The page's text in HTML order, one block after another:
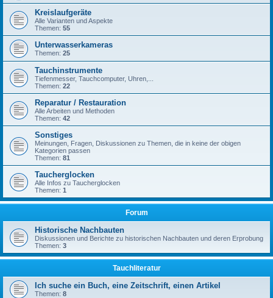
Kreislaufgeräte
Alle Varianten und Aspekte
Themen: 55
Unterwasserkameras
Themen: 25
Tauchinstrumente
Tiefenmesser, Tauchcomputer, Uhren,...
Themen: 22
Reparatur / Restauration
Alle Arbeiten und Methoden
Themen: 42
Sonstiges
Meinungen, Fragen, Diskussionen zu Themen, die in keine der obigen
Kategorien passen
Themen: 81
Taucherglocken
Alle Infos zu Taucherglocken
Themen: 1
Forum
Historische Nachbauten
Diskussionen und Berichte zu historischen Nachbauten und deren Erprobung
Themen: 3
Tauchliteratur
Ich suche ein Buch, eine Zeitschrift, einen Artikel
Themen: 8